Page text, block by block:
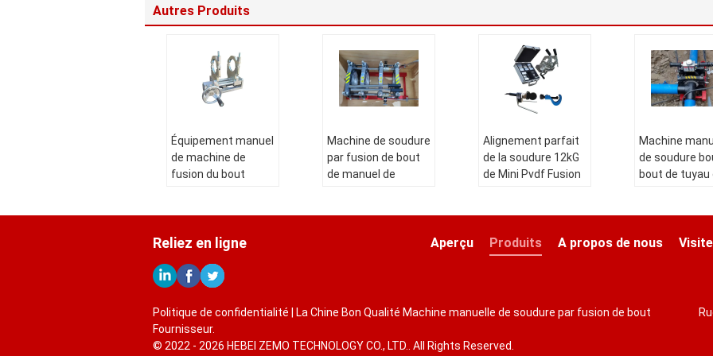
Autres Produits
Équipement manuel
de machine de
fusion du bout
Nom de produit:
Machine manuelle
de fusion de bout
de 75MM Mini
Manual PVDF
Taille de tuyau
Machine de soudure
par fusion de bout
de manuel de
de soudure par
fusion de bout de
tuyau de
Alignement parfait
de la soudure 12kG
de Mini Pvdf Fusion
Nom de produit:
Machine manuelle
Manual PVDF
Taille de tuyau
(millimètre:
Machine
de soudure
bout de tuyau
Nom de
Reliez en ligne Visite
A propos de nous
Produits
Aperçu
Politique de confidentialité | La Chine Bon Qualité Machine manuelle de soudure par fusion de bout
Fournisseur.
© 2022 - 2026 HEBEI ZEMO TECHNOLOGY CO., LTD.. All Rights Reserved.